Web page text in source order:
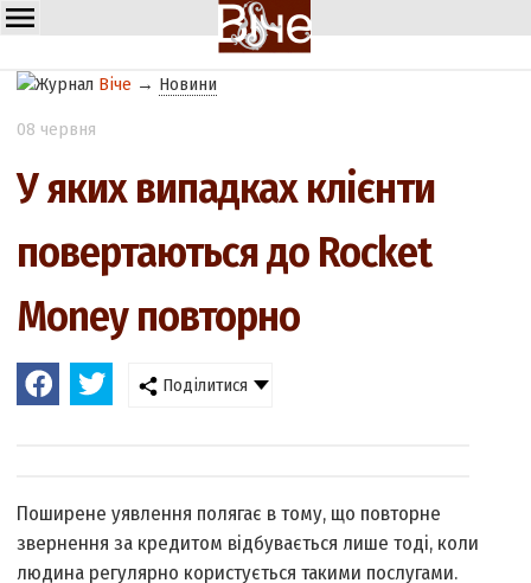
Віче → Новини
08 червня
У яких випадках клієнти
повертаються до Rocket
Money повторно
Поділитися
Поширене уявлення полягає в тому, що повторне
звернення за кредитом відбувається лише тоді, коли
людина регулярно користується такими послугами.